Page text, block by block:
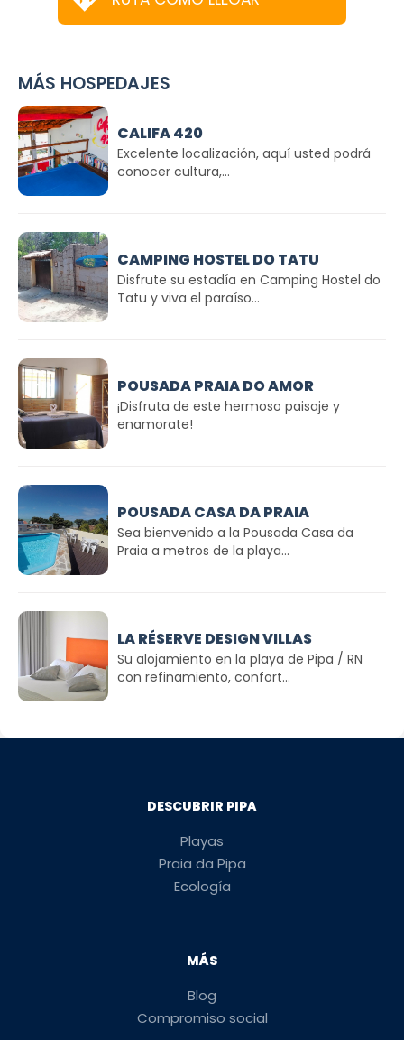
MÁS HOSPEDAJES
CALIFA 420
Excelente localización, aquí usted podrá
conocer cultura,...
CAMPING HOSTEL DO TATU
Disfrute su estadía en Camping Hostel do
Tatu y viva el paraíso...
POUSADA PRAIA DO AMOR
¡Disfruta de este hermoso paisaje y
enamorate!
POUSADA CASA DA PRAIA
Sea bienvenido a la Pousada Casa da
Praia a metros de la playa...
LA RÉSERVE DESIGN VILLAS
Su alojamiento en la playa de Pipa / RN
con refinamiento, confort...
DESCUBRIR PIPA
Playas
Praia da Pipa
Ecología
MÁS
Blog
Compromiso social